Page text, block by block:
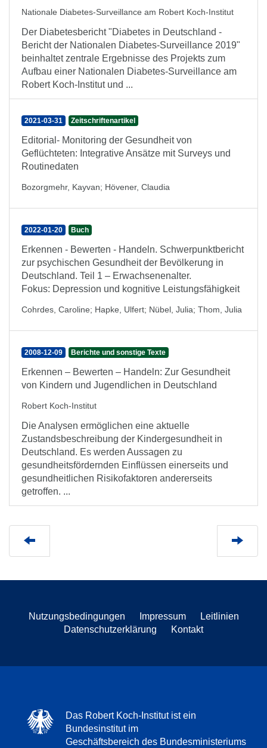
Nationale Diabetes-Surveillance am Robert Koch-Institut
Der Diabetesbericht "Diabetes in Deutschland -
Bericht der Nationalen Diabetes-Surveillance 2019"
beinhaltet zentrale Ergebnisse des Projekts zum
Aufbau einer Nationalen Diabetes-Surveillance am
Robert Koch-Institut und ...
2021-03-31 Zeitschriftenartikel
Editorial- Monitoring der Gesundheit von
Geflüchteten: Integrative Ansätze mit Surveys und
Routinedaten
Bozorgmehr, Kayvan; Hövener, Claudia
2022-01-20 Buch
Erkennen - Bewerten - Handeln. Schwerpunktbericht
zur psychischen Gesundheit der Bevölkerung in
Deutschland. Teil 1 – Erwachsenenalter.
Fokus: Depression und kognitive Leistungsfähigkeit
Cohrdes, Caroline; Hapke, Ulfert; Nübel, Julia; Thom, Julia
2008-12-09 Berichte und sonstige Texte
Erkennen – Bewerten – Handeln: Zur Gesundheit
von Kindern und Jugendlichen in Deutschland
Robert Koch-Institut
Die Analysen ermöglichen eine aktuelle
Zustandsbeschreibung der Kindergesundheit in
Deutschland. Es werden Aussagen zu
gesundheitsfördernden Einflüssen einerseits und
gesundheitlichen Risikofaktoren andererseits
getroffen. ...
Nutzungsbedingungen Impressum
Leitlinien
Datenschutzerklärung
Kontakt
Das Robert Koch-Institut ist ein
Bundesinstitut im
Geschäftsbereich des Bundesministeriums